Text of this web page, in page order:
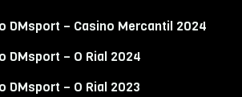
DMsport – Casino Mercantil 2024
DMsport – O Rial 2024
DMsport – O Rial 2023